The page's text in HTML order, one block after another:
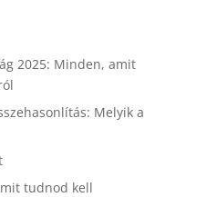
2025: Minden, amit
Melyik a
tudnod kell